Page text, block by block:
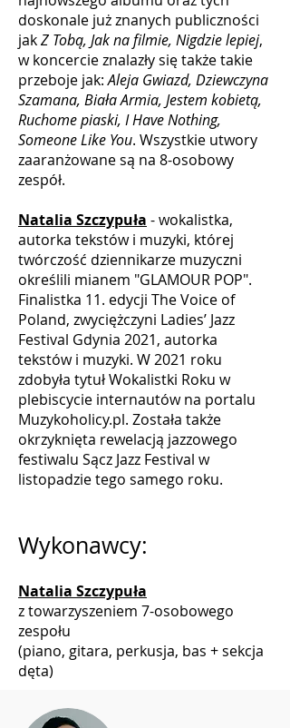
doskonale już znanych publiczności
jakZ Tobą, Jak na filmie, Nigdzie lepiej,
w koncercie znalazły się także takie
przeboje jak:Aleja Gwiazd, Dziewczyna
Szamana, Biała Armia, Jestem kobietą,
Ruchome piaski, I Have Nothing,
Someone Like You. Wszystkie utwory
zaaranżowane są na 8-osobowy
zespół.
Natalia Szczypuła - wokalistka,
autorka tekstów i muzyki, której
twórczość dziennikarze muzyczni
określili mianem "GLAMOUR POP".
Finalistka 11. edycji The Voice of
Poland, zwyciężczyni Ladies’ Jazz
Festival Gdynia 2021, autorka
tekstów i muzyki. W 2021 roku
zdobyła tytuł Wokalistki Roku w
plebiscycie internautów na portalu
Muzykoholicy.pl. Została także
okrzyknięta rewelacją jazzowego
festiwalu Sącz Jazz Festival w
listopadzie tego samego roku.
Wykonawcy:
Natalia Szczypuła
z towarzyszeniem 7-osobowego
zespołu
(piano, gitara, perkusja, bas + sekcja
dęta)